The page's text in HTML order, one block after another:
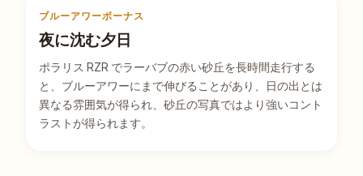
ブルーアワーボーナス
夜に沈む夕日
ポラリス RZR でラーバブの赤い砂丘を長時間走行する
と、ブルーアワーにまで伸びることがあり、日の出とは
異なる雰囲気が得られ、砂丘の写真ではより強いコント
ラストが得られます。